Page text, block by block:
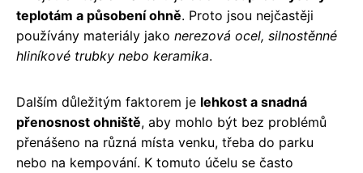
teplotám a působení ohně. Proto jsou nejčastěji
používány materiály jako nerezová ocel, silnostěnné
hliníkové trubky nebo keramika.
Dalším důležitým faktorem je lehkost a snadná
přenosnost ohniště, aby mohlo být bez problémů
přenášeno na různá místa venku, třeba do parku
nebo na kempování. K tomuto účelu se často